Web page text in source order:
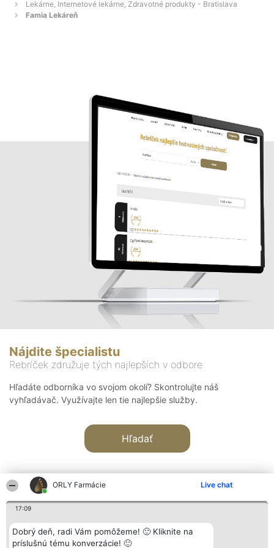
ORLY Farmácie Live chat
17:09
Dobrý deň, radi Vám pomôžeme! 🙂 Kliknite na
príslušnú tému konverzácie! 🙂
Lekárne, Internetové lekárne, Zdravotné produkty - Bratislava
Famia Lekáreň
Nájdite špecialistu
Rebríček združuje tých najlepších v odbore
Hľadáte odborníka vo svojom okolí? Skontrolujte náš
vyhľadávač. Využívajte len tie najlepšie služby.
Hľadať
Organizátor hodnotenia
Bright Side Solutions sp. z o.
o. sp. k.
Hodnotenie
Laureáti
Lista
Kontakt
Kontakt